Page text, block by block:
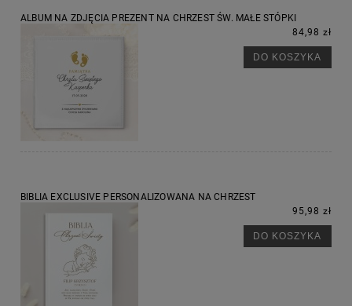
ALBUM NA ZDJĘCIA PREZENT NA CHRZEST ŚW. MAŁE STÓPKI
84,98 zł
DO KOSZYKA
BIBLIA EXCLUSIVE PERSONALIZOWANA NA CHRZEST
95,98 zł
DO KOSZYKA